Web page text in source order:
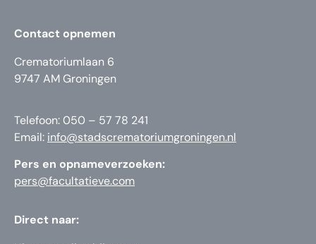
Contact opnemen
Crematoriumlaan 6
9747 AM Groningen
Telefoon: 050 – 57 78 241
Email: info@stadscrematoriumgroningen.nl
Pers en opnameverzoeken:
pers@facultatieve.com
Direct naar: